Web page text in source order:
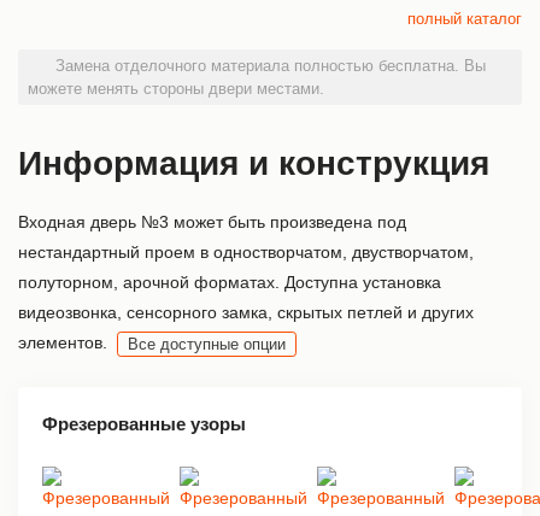
полный каталог
Замена отделочного материала полностью бесплатна. Вы
можете менять стороны двери местами.
Информация и конструкция
Входная дверь №3 может быть произведена под
нестандартный проем в одностворчатом, двустворчатом,
полуторном, арочной форматах. Доступна установка
видеозвонка, сенсорного замка, скрытых петлей и других
элементов.
Все доступные опции
Фрезерованные узоры